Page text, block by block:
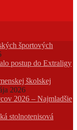
športových
postup do Extraligy
školskej
2026
2026 – Najmladšie
stolnotenisová